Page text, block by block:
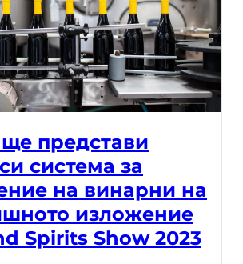
ще представи
система за
на винарни на
изложение
Spirits Show 2023